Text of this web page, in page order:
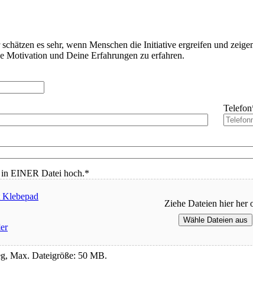
es sehr, wenn Menschen die Initiative ergreifen und
Motivation und Deine Erfahrungen zu erfahren.
Telefon
EINER Datei hoch.*
Ziehe Dateien hier her
Wähle Dateien aus
Max. Dateigröße: 50 MB.